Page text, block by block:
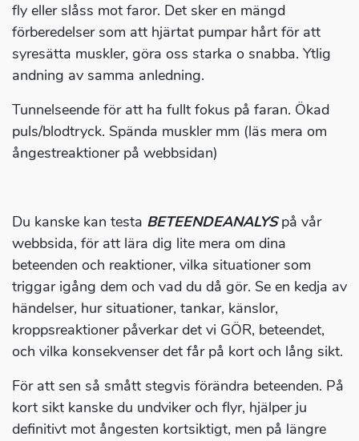
fly eller slåss mot faror. Det sker en mängd
förberedelser som att hjärtat pumpar hårt för att
syresätta muskler, göra oss starka o snabba. Ytlig
andning av samma anledning.
Tunnelseende för att ha fullt fokus på faran. Ökad
puls/blodtryck. Spända muskler mm (läs mera om
ångestreaktioner på webbsidan)
Du kanske kan testa BETEENDEANALYSpå vår
webbsida, för att lära dig lite mera om dina
beteenden och reaktioner, vilka situationer som
triggar igång dem och vad du då gör. Se en kedja av
händelser, hur situationer, tankar, känslor,
kroppsreaktioner påverkar det vi GÖR, beteendet,
och vilka konsekvenser det får på kort och lång sikt.
För att sen så smått stegvis förändra beteenden. På
kort sikt kanske du undviker och flyr, hjälper ju
definitivt mot ångesten kortsiktigt, men på längre